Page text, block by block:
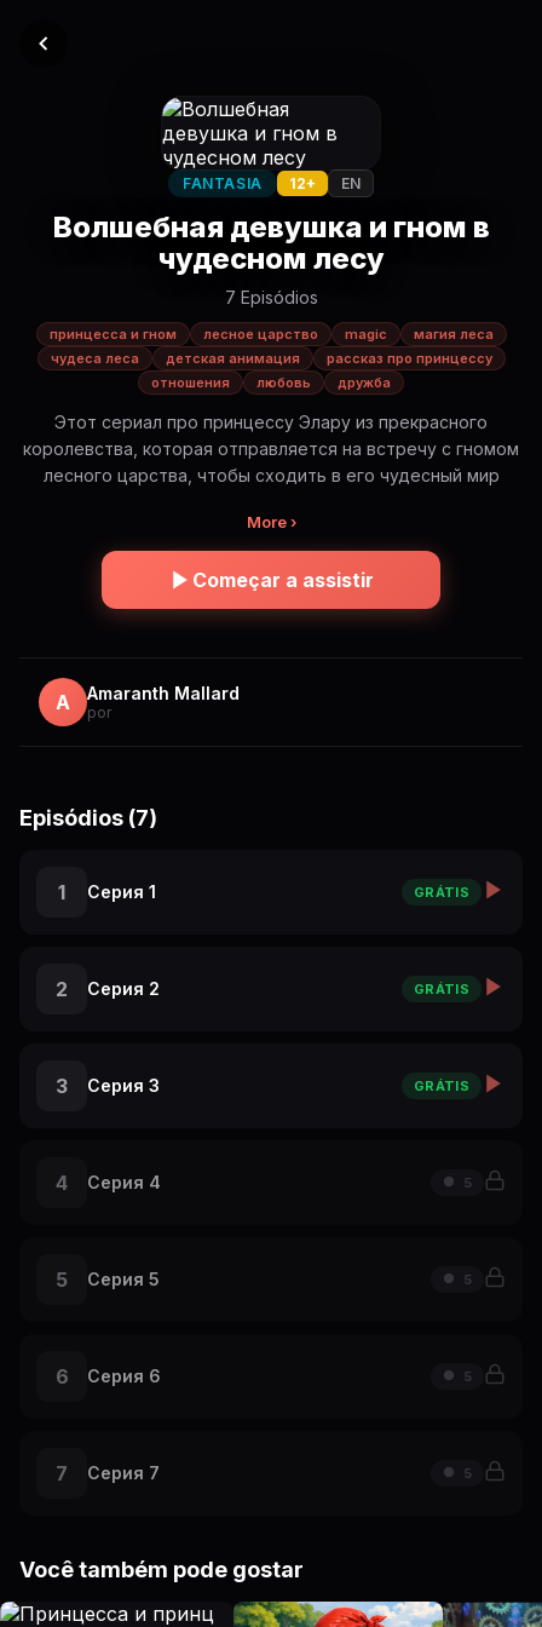
FANTASIA 12+ EN
Волшебная девушка и гном в
чудесном лесу
7 Episódios
принцесса и гном лесное царство magic
магия леса
чудеса леса
детская анимация
рассказ про принцессу
отношения
любовь дружба
Этот сериал про принцессу Элару из прекрасного
королевства, которая отправляется на встречу с гномом
лесного царства, чтобы сходить в его чудесный мир
More ›
Começar a assistir
A Amaranth Mallard
por
Episódios (7)
1 Серия 1 GRÁTIS
2 Серия 2 GRÁTIS
3 Серия 3 GRÁTIS
4 Серия 4 5
5 Серия 5 5
6 Серия 6 5
7 Серия 7 5
Você também pode gostar